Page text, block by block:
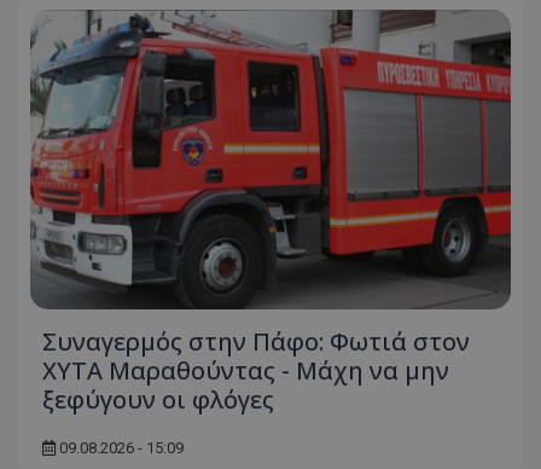
Συναγερμός στην Πάφο: Φωτιά στον
ΧΥΤΑ Μαραθούντας - Μάχη να μην
ξεφύγουν οι φλόγες
09.08.2026 - 15:09